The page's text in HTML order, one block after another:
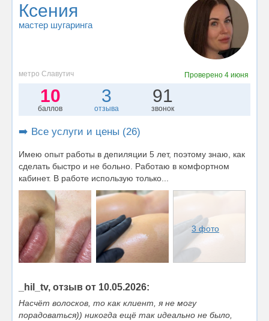
Ксения
мастер шугаринга
метро Славутич Проверено 4 июня
10
баллов
3
отзыва
91
звонок
➡️ Все услуги и цены (26)
Имею опыт работы в депиляции 5 лет, поэтому знаю, как
сделать быстро и не больно. Работаю в комфортном
кабинет. В работе использую только...
3 фото
_hil_tv, отзыв от 10.05.2026:
Насчёт волосков, то как клиент, я не могу
порадоваться)) никогда ещё так идеально не было,